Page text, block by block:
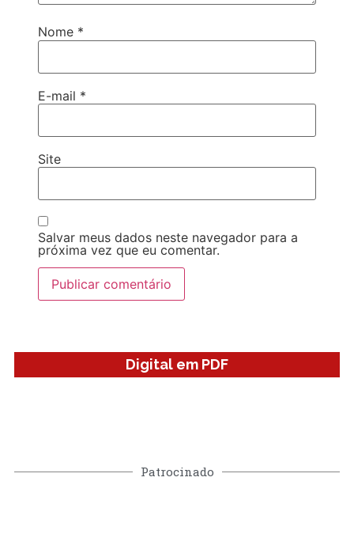
Nome *
E-mail *
Site
Salvar meus dados neste navegador para a
próxima vez que eu comentar.
Digital em PDF
Patrocinado